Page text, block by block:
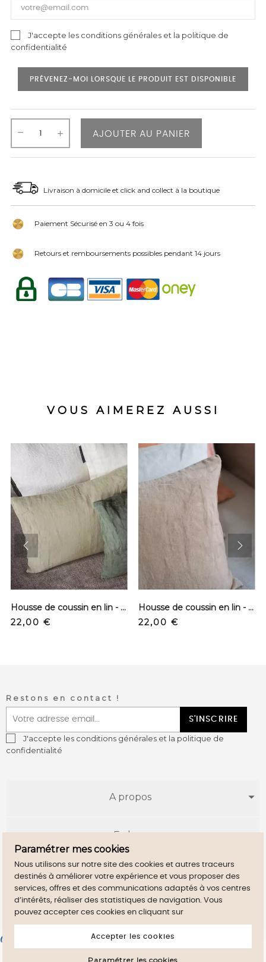
J'accepte les conditions générales et la politique de
confidentialité
PRÉVENEZ-MOI LORSQUE LE PRODUIT EST DISPONIBLE
AJOUTER AU PANIER
Livraison à domicile et click and collect à la boutique
Paiement Sécurisé en 3 ou 4 fois
Retours et remboursements possibles pendant 14 jours
VOUS AIMEREZ AUSSI
Housse de coussin en lin - Fenouil
Prix
22,00 €
Housse de coussin en lin - Sable
Prix
22,00 €
prev
Restons en contact !
S'INSCRIRE
J'accepte les conditions générales et la politique de
confidentialité
A propos
E-shop
Infos utiles
Marchand approuvé par la Société des Avis Garantis,
pour vérifier.
Paramétrer mes cookies
Nous utilisons sur notre site des cookies et autres traceurs
destinés à améliorer votre expérience et vous proposer des
services, offres et des communications adaptés à vos centres
d’intérêts, réaliser des statistiques de navigation. Vous
pouvez accepter ces cookies en cliquant sur
Accepter les cookies
Paramétrer les cookies